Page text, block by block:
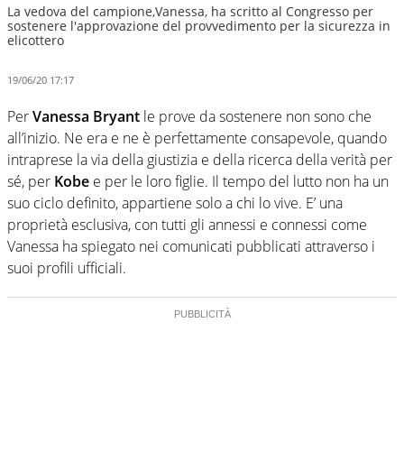
La vedova del campione,Vanessa, ha scritto al Congresso per
sostenere l'approvazione del provvedimento per la sicurezza in
elicottero
19/06/20 17:17
PerVanessa Bryant le prove da sostenere non sono che
all’inizio. Ne era e ne è perfettamente consapevole, quando
intraprese la via della giustizia e della ricerca della verità per
sé, per Kobe e per le loro figlie. Il tempo del lutto non ha un
suo ciclo definito, appartiene solo a chi lo vive. E’ una
proprietà esclusiva, con tutti gli annessi e connessi come
Vanessa ha spiegato nei comunicati pubblicati attraverso i
suoi profili ufficiali.